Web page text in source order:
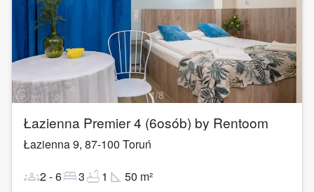
1/8
Łazienna Premier 4 (6osób) by Rentoom
Łazienna 9, 87-100 Toruń
groups2-6bed3bathtub1 square_foot 50 m²